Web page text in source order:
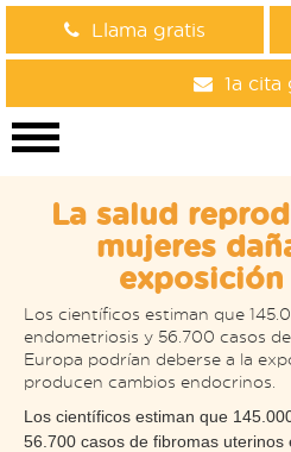
Llama gratis
1a cita
La salud
mujeres
Los científicos estiman que
endometriosis y 56.700 casos
Europa podrían deberse a la
producen cambios endocrinos.
Los científicos estiman que
56.700 casos de fibromas